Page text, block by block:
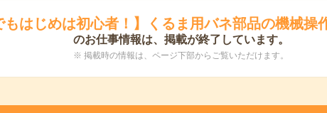
もはじめは初心者！】くるま用バネ部品の機械操
のお仕事情報は、掲載が終了しています。
※ 掲載時の情報は、ページ下部からご覧いただけます。